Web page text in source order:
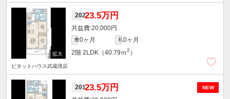
20223.5万円
20,000円
敷0ヶ月 礼0ヶ月
2階 2LDK（40.79ｍ2 ）
ピタットハウス武蔵境店
NEW
20123.5万円